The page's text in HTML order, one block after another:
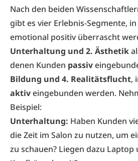
Nach den beiden
gibt es vier Erlebnis-Segmente,
emotional positiv überrascht
Unterhaltung und 2. Ästhetik
denen Kunden passiv
Bildung und 4. Realitätsflucht,
aktiveingebunden werden.
Beispiel:
Unterhaltung: Haben Kunden
die Zeit im Salon zu nutzen, um
zu schauen? Liegen dazu Laptop